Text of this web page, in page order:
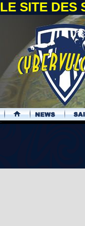
LE SITE DES
.